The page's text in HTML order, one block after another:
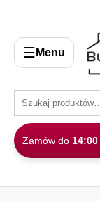
☰ Menu
Zamów do 14:00